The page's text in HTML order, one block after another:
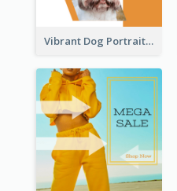
Vibrant Dog Portrait Instagram Story Design Template